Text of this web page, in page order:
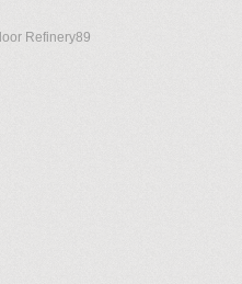
Refinery89